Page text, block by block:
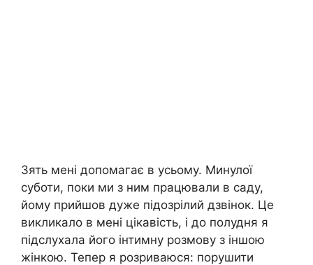
Зять мені допомагає в усьому. Минулої
суботи, поки ми з ним працювали в саду,
йому прийшов дуже підозрілий дзвінок. Це
викликало в мені цікавість, і до полудня я
підслухала його інтимну розмову з іншою
жінкою. Тепер я розриваюся: порушити